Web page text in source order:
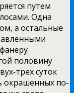
путем
Одна
а остальные
половину
трех суток
окрашенных по­